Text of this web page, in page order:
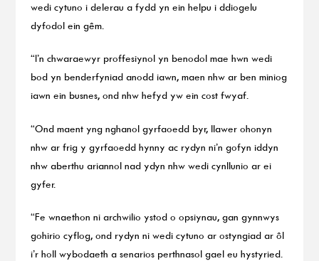
wedi cytuno i delerau a fydd yn ein helpu i ddiogelu
dyfodol ein gêm.
“I’n chwaraewyr proffesiynol yn benodol mae hwn wedi
bod yn benderfyniad anodd iawn, maen nhw ar ben miniog
iawn ein busnes, ond nhw hefyd yw ein cost fwyaf.
“Ond maent yng nghanol gyrfaoedd byr, llawer ohonyn
nhw ar frig y gyrfaoedd hynny ac rydyn ni’n gofyn iddyn
nhw aberthu ariannol nad ydyn nhw wedi cynllunio ar ei
gyfer.
“Fe wnaethon ni archwilio ystod o opsiynau, gan gynnwys
gohirio cyflog, ond rydyn ni wedi cytuno ar ostyngiad ar ôl
i’r holl wybodaeth a senarios perthnasol gael eu hystyried.